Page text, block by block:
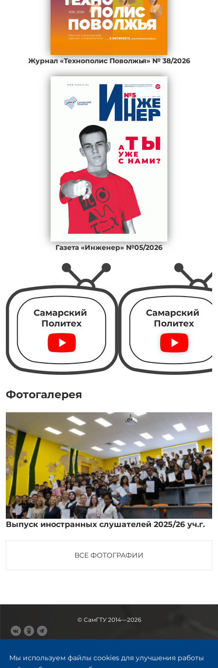
Журнал «Технополис Поволжья» № 38/2026
Газета «Инженер» №05/2026
Фотогалерея
Выпуск иностранных слушателей 2025/26 уч.г.
ВСЕ ФОТОГРАФИИ
Мы используем файлы cookies для улучшения работы
© СамГТУ 2014—2026
443100, Самара
Ул. Молодогвардейская, 244,
главный корпус